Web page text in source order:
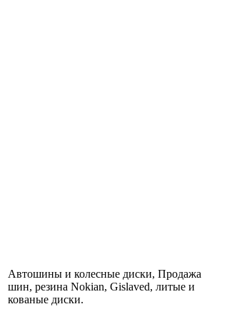
Автошины и колесные диски, Продажа
шин, резина Nokian, Gislaved, литые и
кованые диски.